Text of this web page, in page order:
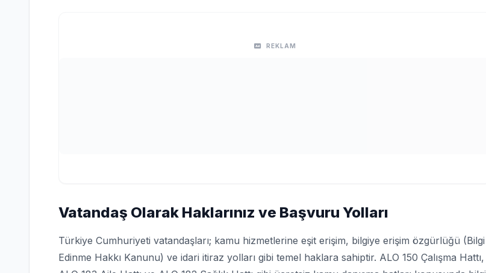
REKLAM
Vatandaş Olarak Haklarınız ve Başvuru Yolları
Türkiye Cumhuriyeti vatandaşları; kamu hizmetlerine eşit erişim, bilgiye erişim özgürlüğü (Bilgi
Edinme Hakkı Kanunu) ve idari itiraz yolları gibi temel haklara sahiptir. ALO 150 Çalışma Hattı,